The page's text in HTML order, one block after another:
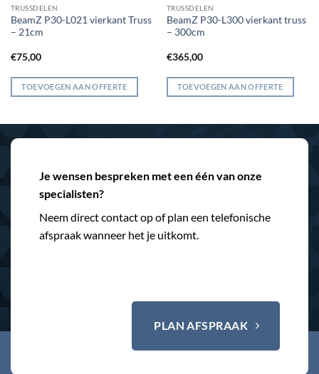
TRUSSDELEN
BeamZ P30-L021 vierkant Truss
– 21cm
€75,00
TOEVOEGEN AAN OFFERTE
TRUSSDELEN
BeamZ P30-L300 vierkant truss
– 300cm
€365,00
TOEVOEGEN AAN OFFERTE
Je wensen bespreken met een één van onze
specialisten?
Neem direct contact op of plan een telefonische
afspraak wanneer het je uitkomt.
PLAN AFSPRAAK